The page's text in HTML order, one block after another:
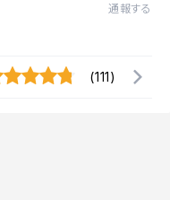
通報する
(111)